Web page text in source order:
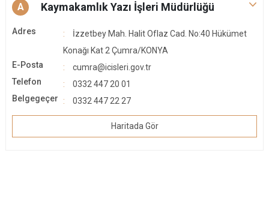
A Kaymakamlık Yazı İşleri Müdürlüğü
Adres
İzzetbey Mah. Halit Oflaz Cad. No:40 Hükümet
Konağı Kat 2 Çumra/KONYA
E-Posta
cumra@icisleri.gov.tr
Telefon
0332 447 20 01
Belgegeçer
0332 447 22 27
Haritada Gör